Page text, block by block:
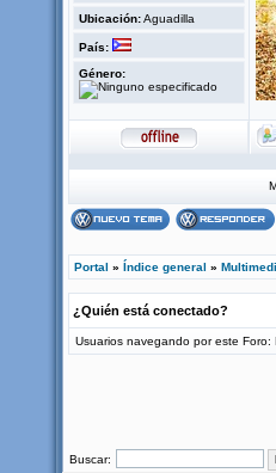
Ubicación:Aguadilla
País:
Género:
Portal » Índice general »
¿Quién está conectado?
Usuarios navegando por este
Buscar: